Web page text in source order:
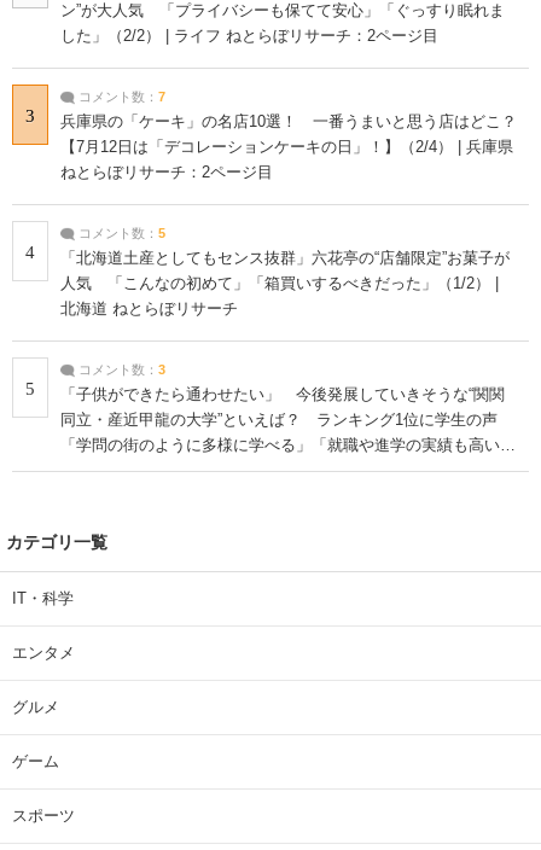
ン”が大人気 「プライバシーも保てて安心」「ぐっすり眠れま
した」（2/2） | ライフ ねとらぼリサーチ：2ページ目
3
コメント数： 7
兵庫県の「ケーキ」の名店10選！ 一番うまいと思う店はどこ？
【7月12日は「デコレーションケーキの日」！】（2/4） | 兵庫県
ねとらぼリサーチ：2ページ目
4
コメント数： 5
「北海道土産としてもセンス抜群」六花亭の“店舗限定”お菓子が
人気 「こんなの初めて」「箱買いするべきだった」（1/2） |
北海道 ねとらぼリサーチ
5
コメント数： 3
「子供ができたら通わせたい」 今後発展していきそうな“関関
同立・産近甲龍の大学”といえば？ ランキング1位に学生の声
「学問の街のように多様に学べる」「就職や進学の実績も高い」
| 大学 ねとらぼリサーチ
カテゴリ一覧
IT・科学
エンタメ
グルメ
ゲーム
スポーツ